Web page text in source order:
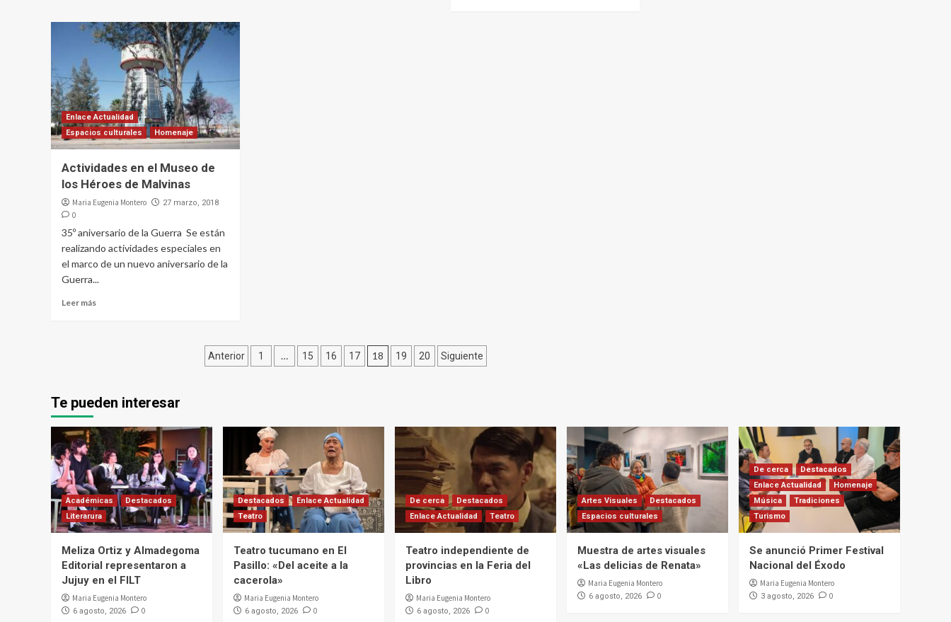
Enlace Actualidad
Espacios culturales
Homenaje
Actividades en el Museo de
los Héroes de Malvinas
Maria Eugenia Montero 27 marzo, 2018
0
35º aniversario de la Guerra Se están
realizando actividades especiales en
el marco de un nuevo aniversario de la
Guerra...
Leer más
Paginación
Anterior 1 … 15 16 17 18 19 20 Siguiente
Te pueden interesar
Académicas
Destacados
Literarura
Meliza Ortiz y Almadegoma
Editorial representaron a
Jujuy en el FILT
Maria Eugenia Montero
6 agosto, 2026 0
Destacados
Enlace Actualidad
Teatro
Teatro tucumano en El
Pasillo: «Del aceite a la
cacerola»
Maria Eugenia Montero
6 agosto, 2026 0
De cerca
Destacados
Enlace Actualidad
Teatro
Teatro independiente de
provincias en la Feria del
Libro
Maria Eugenia Montero
6 agosto, 2026 0
Artes Visuales
Destacados
Espacios culturales
Muestra de artes visuales
«Las delicias de Renata»
Maria Eugenia Montero
6 agosto, 2026 0
De cerca
Destacados
Enlace Actualidad
Homenaje
Música
Tradiciones
Turismo
Se anunció Primer Festival
Nacional del Éxodo
Maria Eugenia Montero
3 agosto, 2026 0